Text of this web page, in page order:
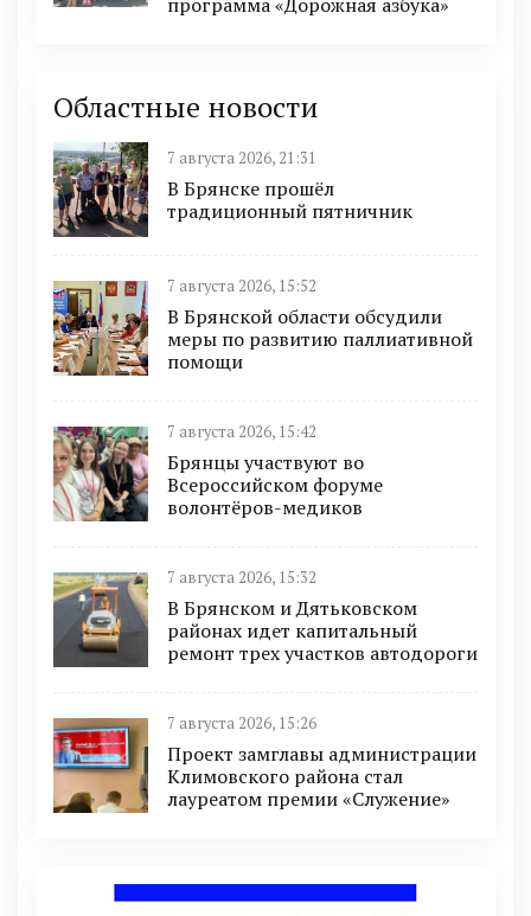
Областные новости
7 августа 2026, 21:31
В Брянске прошёл
традиционный пятничник
7 августа 2026, 15:52
В Брянской области обсудили
меры по развитию паллиативной
помощи
7 августа 2026, 15:42
Брянцы участвуют во
Всероссийском форуме
волонтёров-медиков
7 августа 2026, 15:32
В Брянском и Дятьковском
районах идет капитальный
ремонт трех участков автодороги
7 августа 2026, 15:26
Проект замглавы администрации
Климовского района стал
лауреатом премии «Служение»